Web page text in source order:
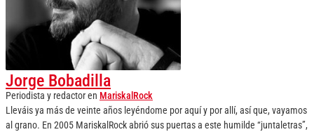
Jorge Bobadilla
Periodista y redactoren MariskalRock
Lleváis ya más de veinte años leyéndome por aquí y por allí, así que, vayamos
al grano. En 2005 MariskalRock abrió sus puertas a este humilde “juntaletras”,